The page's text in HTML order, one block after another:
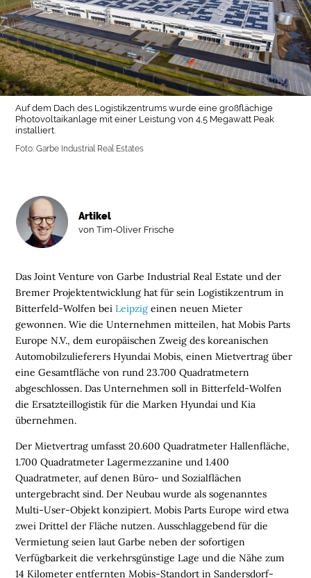
H
Auf dem Dach des Logistikzentrums wurde eine großflächige
Photovoltaikanlage mit einer Leistung von 4,5 Megawatt Peak
installiert.
Foto: Garbe Industrial Real Estates
Das Joint Venture von Garbe Industrial Real Estate und der
Bremer Projektentwicklung hat für sein Logistikzentrum in
Bitterfeld-Wolfen beiLeipzig einen neuen Mieter
gewonnen. Wie die Unternehmen mitteilen, hat Mobis Parts
Europe N.V., dem europäischen Zweig des koreanischen
Automobilzulieferers Hyundai Mobis, einen Mietvertrag über
eine Gesamtfläche von rund 23.700 Quadratmetern
abgeschlossen. Das Unternehmen soll in Bitterfeld-Wolfen
die Ersatzteillogistik für die Marken Hyundai und Kia
übernehmen.
Der Mietvertrag umfasst 20.600 Quadratmeter Hallenfläche,
1.700 Quadratmeter Lagermezzanine und 1.400
Quadratmeter, auf denen Büro- und Sozialflächen
untergebracht sind. Der Neubau wurde als sogenanntes
Multi-User-Objekt konzipiert. Mobis Parts Europe wird etwa
zwei Drittel der Fläche nutzen. Ausschlaggebend für die
Vermietung seien laut Garbe neben der sofortigen
Verfügbarkeit die verkehrsgünstige Lage und die Nähe zum
14 Kilometer entfernten Mobis-Standort in Sandersdorf-
Artikel
von Tim-Oliver Frische